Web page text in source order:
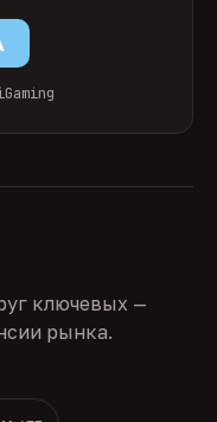
ключевых —
рынка.